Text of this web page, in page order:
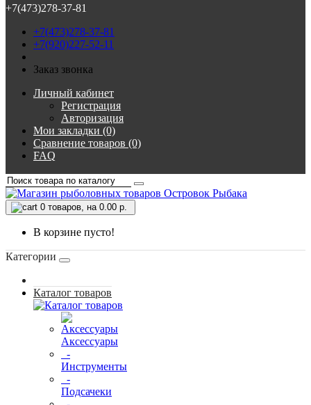
+7(473)278-37-81
+7(473)278-37-81
+7(920)227-52-11
Заказ звонка
Личный кабинет
Регистрация
Авторизация
Мои закладки (0)
Сравнение товаров (0)
FAQ
0 товаров, на 0.00 р.
В корзине пусто!
Категории
Каталог товаров
Аксессуары
-
Инструменты
-
Подсачеки